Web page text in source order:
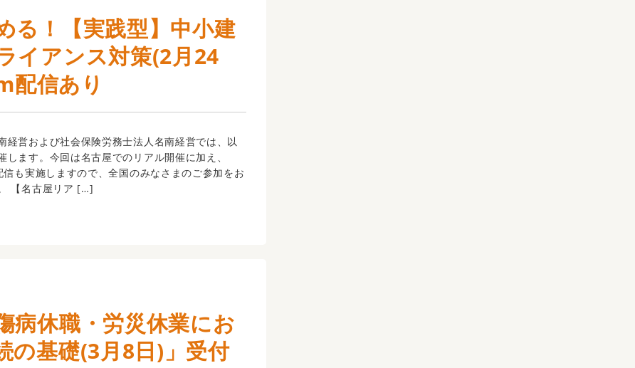
る！【実践型】中小建
イアンス対策(2月24
配信あり
経営および社会保険労務士法人名南経営では、以
します。今回は名古屋でのリアル開催に加え、
も実施しますので、全国のみなさまのご参加をお
【名古屋リア […]
病休職・労災休業にお
の基礎(3月8日)」受付